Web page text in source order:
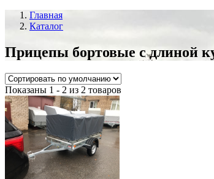
Главная
Каталог
Прицепы бортовые с длиной
Показаны 1 - 2 из 2 товаров